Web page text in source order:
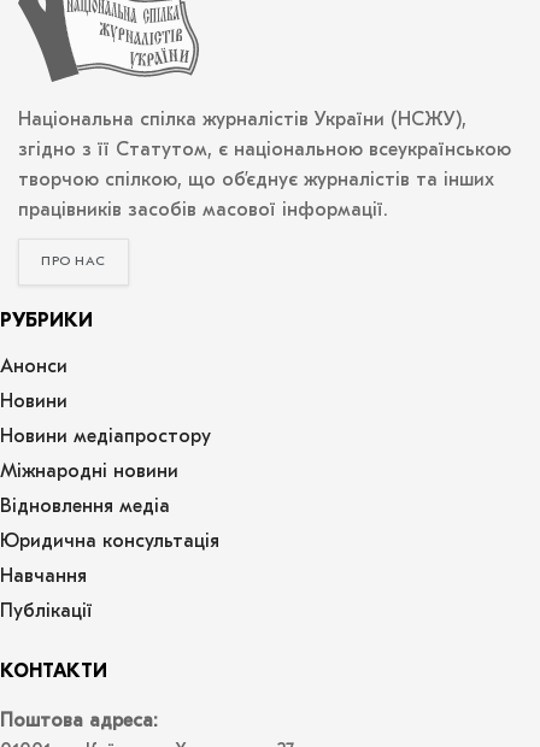
Національна спілка журналістів України (НСЖУ),
згідно з її Статутом, є національною всеукраїнською
творчою спілкою, що об’єднує журналістів та інших
працівників засобів масової інформації.
ПРО НАС
РУБРИКИ
Анонси
Новини
Новини медіапростору
Міжнародні новини
Відновлення медіа
Юридична консультація
Навчання
Публікації
КОНТАКТИ
Поштова адреса: